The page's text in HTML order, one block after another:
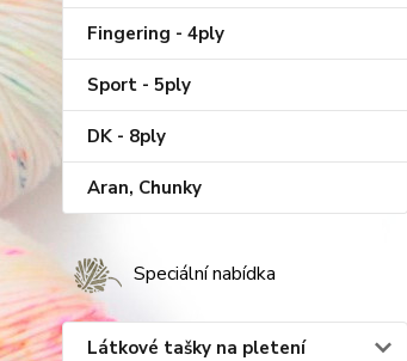
Fingering - 4ply
Sport - 5ply
DK - 8ply
Aran, Chunky
Speciální nabídka
Látkové tašky na pletení